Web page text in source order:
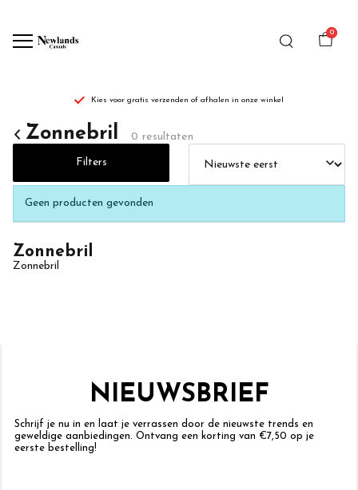
0
Kies voor gratis verzenden of afhalen in onze winkel
Zonnebril
Newlands
Casuals
Zonnebril 0 resultaten
Filters
Geen producten gevonden
Zonnebril
Zonnebril
NIEUWSBRIEF
Schrijf je nu in en laat je verrassen door de nieuwste trends en
geweldige aanbiedingen. Ontvang een korting van €7,50 op je
eerste bestelling!